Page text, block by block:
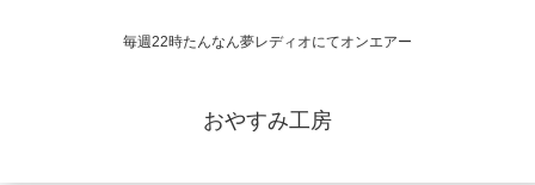
毎週22時たんなん夢レディオにてオンエアー
おやすみ工房